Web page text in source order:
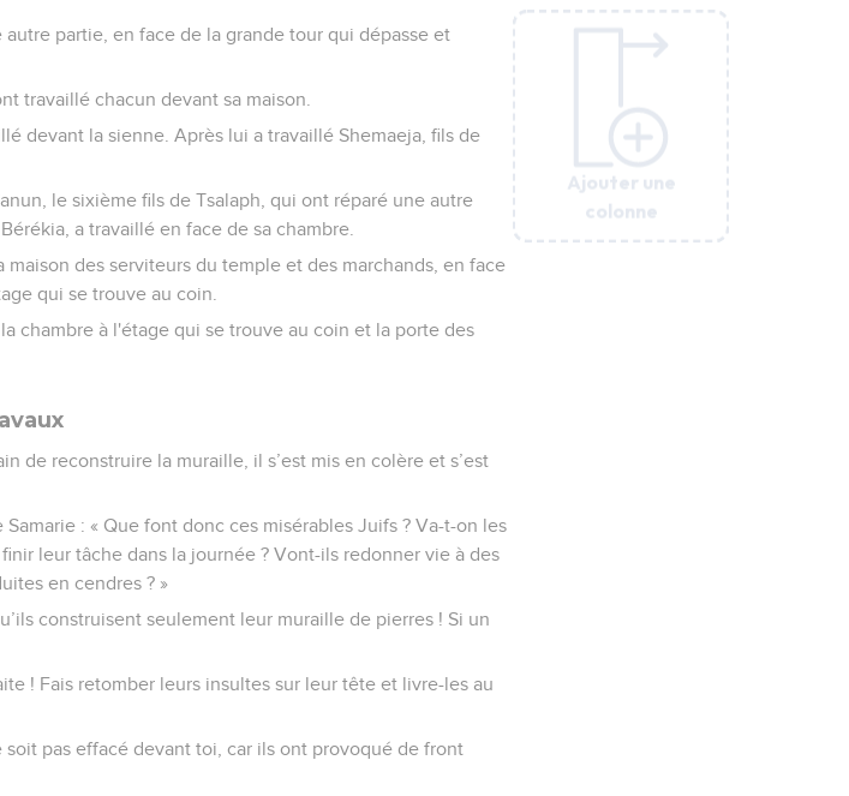
Ajouter une
colonne
partie, en face de la grande tour qui dépasse et
travaillé chacun devant sa maison.
devant la sienne. Après lui a travaillé Shemaeja, fils de
le sixième fils de Tsalaph, qui ont réparé une autre
a travaillé en face de sa chambre.
des serviteurs du temple et des marchands, en face
qui se trouve au coin.
chambre à l'étage qui se trouve au coin et la porte des
de reconstruire la muraille, il s’est mis en colère et s’est
: « Que font donc ces misérables Juifs ? Va-t-on les
leur tâche dans la journée ? Vont-ils redonner vie à des
en cendres ? »
construisent seulement leur muraille de pierres ! Si un
! Fais retomber leurs insultes sur leur tête et livre-les au
pas effacé devant toi, car ils ont provoqué de front
Ajouter une
colonne
Ajouter une
colonne
Ajouter une
colonne
Ajouter une
colonne
Ajouter une
colonne